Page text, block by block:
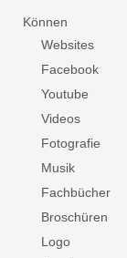
Können
Websites
Facebook
Youtube
Videos
Fotografie
Musik
Fachbücher
Broschüren
Logo